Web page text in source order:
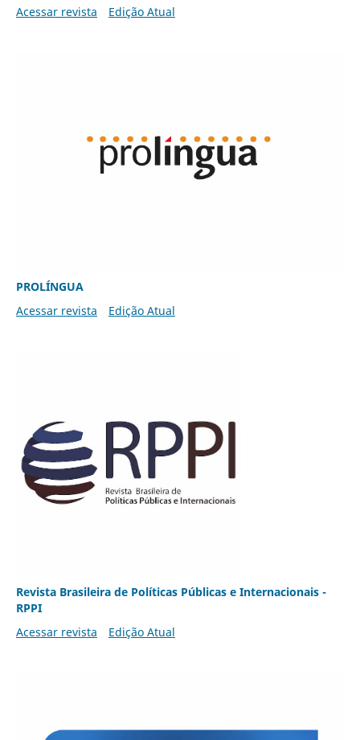
Acessar revista
Edição Atual
PROLÍNGUA
Acessar revista
Edição Atual
Revista Brasileira de Políticas Públicas e Internacionais -
RPPI
Acessar revista
Edição Atual